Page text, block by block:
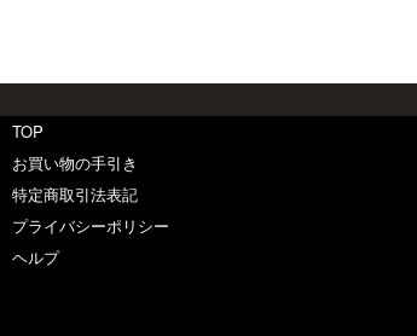
TOP
お買い物の手引き
特定商取引法表記
プライバシーポリシー
ヘルプ